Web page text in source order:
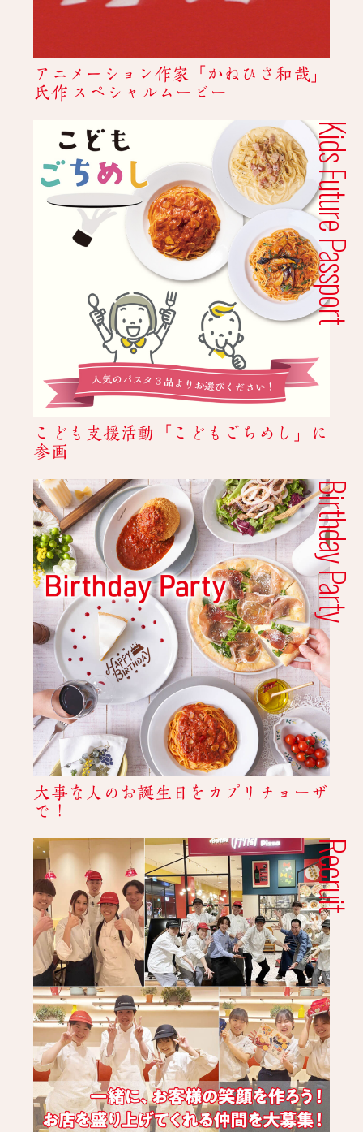
アニメーション作家「かねひさ和哉」
氏作 スペシャルムービー
Kids Future Passport
こども支援活動「こどもごちめし」に
参画
Birthday Party
大事な人のお誕生日をカプリチョーザ
で！
Recruit